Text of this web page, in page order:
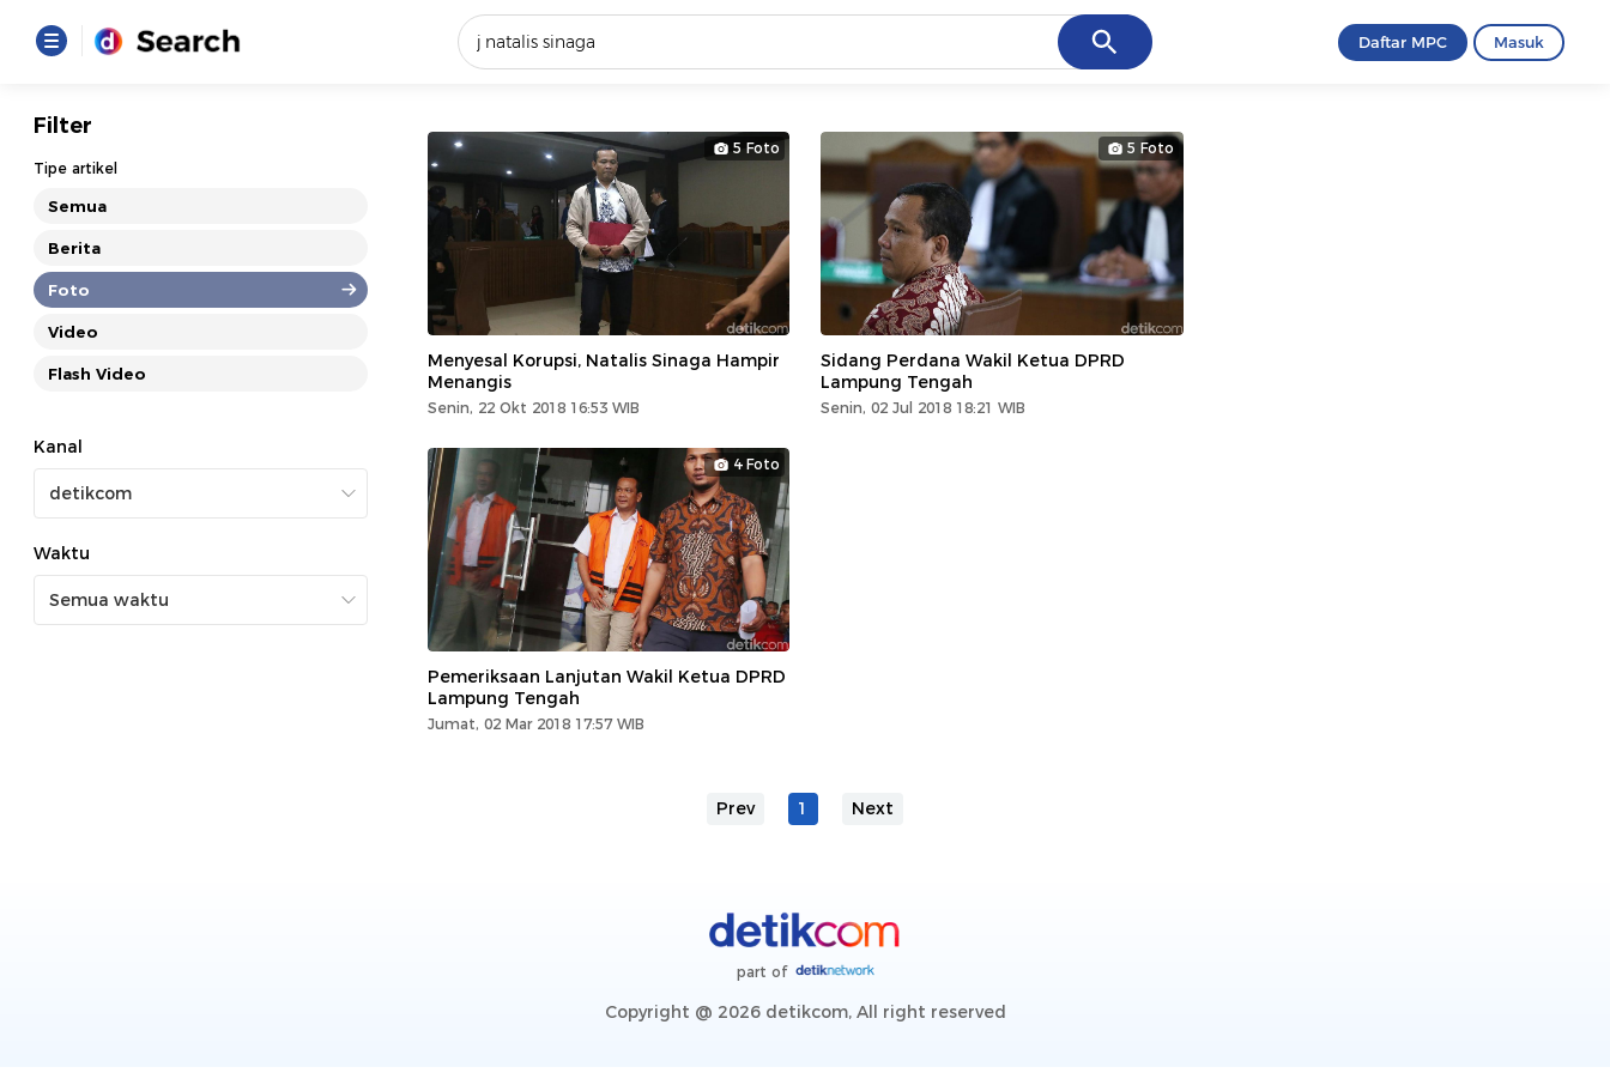
Cancel
Loading...
Promoted
Terakhir yang dicari
Loading...
Daftar MPC Masuk
Filter
Tipe artikel
Semua
Berita
Foto
Video
Flash Video
Kanal
Waktu
5 Foto
Menyesal Korupsi, Natalis Sinaga Hampir
Menangis
Senin, 22 Okt 2018 16:53 WIB
5 Foto
Sidang Perdana Wakil Ketua DPRD
Lampung Tengah
Senin, 02 Jul 2018 18:21 WIB
4 Foto
Pemeriksaan Lanjutan Wakil Ketua DPRD
Lampung Tengah
Jumat, 02 Mar 2018 17:57 WIB
Prev 1 Next
part of
Copyright @ 2026 detikcom, All right reserved